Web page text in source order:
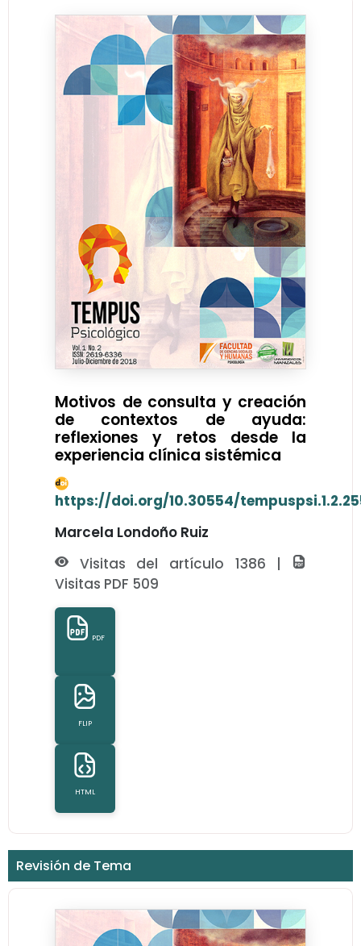
Motivos de consulta y creación
de contextos de ayuda:
reflexiones y retos desde la
experiencia clínica sistémica
https://doi.org/10.30554/
Marcela Londoño Ruiz
Visitas del artículo 1386 |
Visitas PDF 509
PDF
FLIP
HTML
Revisión de Tema